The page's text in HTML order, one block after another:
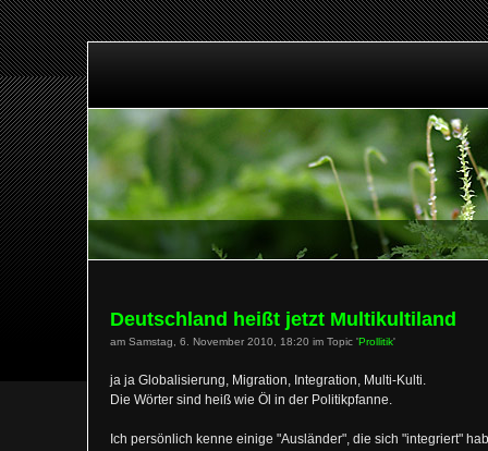
Deutschland heißt jetzt Multikultiland
am Samstag, 6. November 2010, 18:20 im Topic 'Prollitik'
ja ja Globalisierung, Migration, Integration, Multi-Kulti.
Die Wörter sind heiß wie Öl in der Politikpfanne.
Ich persönlich kenne einige "Ausländer", die sich "integriert"